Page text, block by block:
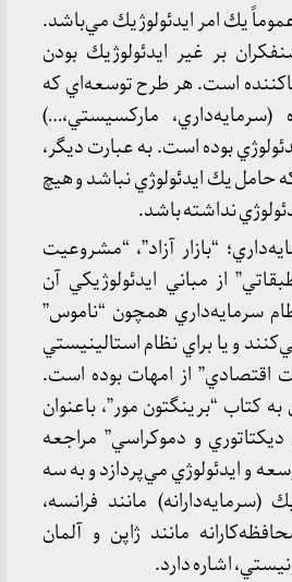
يك امر ايدئولوژيك مي‌باشد.
بر غير ايدئولوژيك بودن
است. هر طرح توسعه‌اي كه
(سرمايه‌داري، ماركسيستي،…)
بوده است. به عبارت ديگر،
يك ايدئولوژي نباشد و هيچ
نداشته باشد.
“بازار آزاد”، “مشروعيت
از مباني ايدئولوژيكي آن
سرمايه‌داري همچون “ناموس”
و يا براي نظام استالينيستي
اقتصادي” از امهات بوده است.
كتاب “برينگتون مور”، باعنوان
و دموكراسي” مراجعه
و ايدئولوژي مي‌پردازد و به سه
(سرمايه‌دارانه) مانند فرانسه،
مانند ژاپن و آلمان
اشاره دارد.